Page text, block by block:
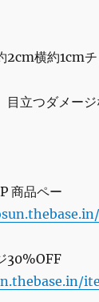
2cm横約1cm
目立つダメー
商品ペー
30%OFF